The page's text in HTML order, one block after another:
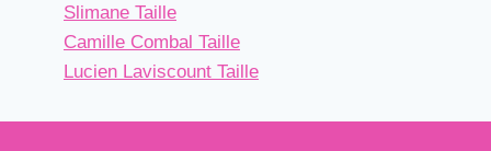
Slimane Taille
Camille Combal Taille
Lucien Laviscount Taille